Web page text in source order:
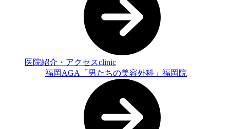
医院紹介・アクセスclinic
福岡AGA「男たちの美容外科」福岡院